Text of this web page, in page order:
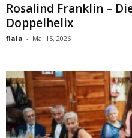
Rosalind Franklin –
Doppelhelix
fiala - Mai 15, 2026